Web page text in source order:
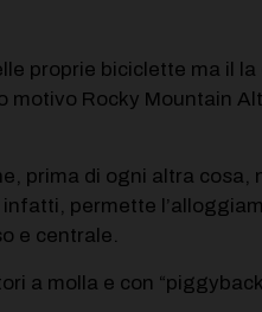
proprie biciclette ma il
Rocky Mountain
prima di ogni altra cosa,
permette
e centrale.
a molla e con